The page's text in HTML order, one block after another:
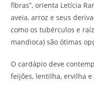
fibras”, orienta Letícia
aveia, arroz e seus
como os tubérculos e
mandioca) são ótimas
O cardápio deve
feijões, lentilha, ervilha e